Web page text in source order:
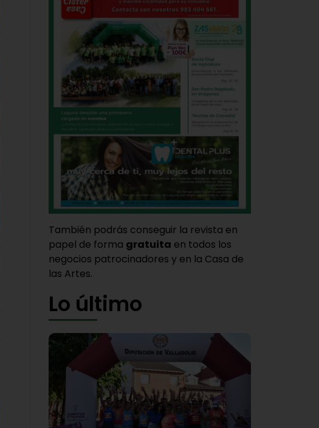
También podrás conseguir la revista en
papel de forma gratuita en todos los
negocios patrocinadores y en la Casa de
las Artes.
Lo último